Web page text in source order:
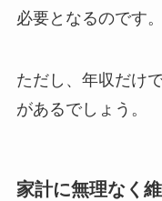
必要となるのです。
ただし、年収だけ
があるでしょう。
家計に無理なく